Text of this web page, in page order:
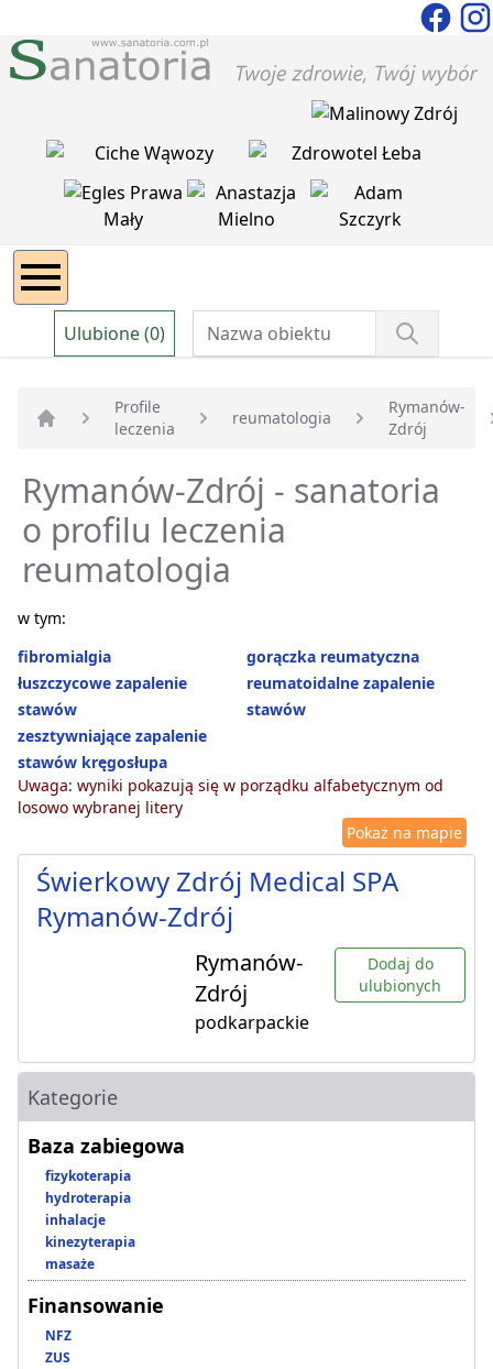
Ulubione (0)
Strona główna
Profile
leczenia
reumatologia
Rymanów-
Zdrój
Rymanów-Zdrój - sanatoria
o profilu leczenia
reumatologia
w tym:
fibromialgia
gorączka reumatyczna
łuszczycowe zapalenie
stawów
reumatoidalne zapalenie
stawów
zesztywniające zapalenie
stawów kręgosłupa
Uwaga: wyniki pokazują się w porządku alfabetycznym od
losowo wybranej litery
Pokaż na mapie
Świerkowy Zdrój Medical SPA
Rymanów-Zdrój
Rymanów-
Zdrój
podkarpackie
Dodaj do
ulubionych
Kategorie
Baza zabiegowa
fizykoterapia
hydroterapia
inhalacje
kinezyterapia
masaże
Finansowanie
NFZ
ZUS